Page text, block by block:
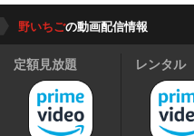
野いちごの動画配信情報
定額見放題 レンタル